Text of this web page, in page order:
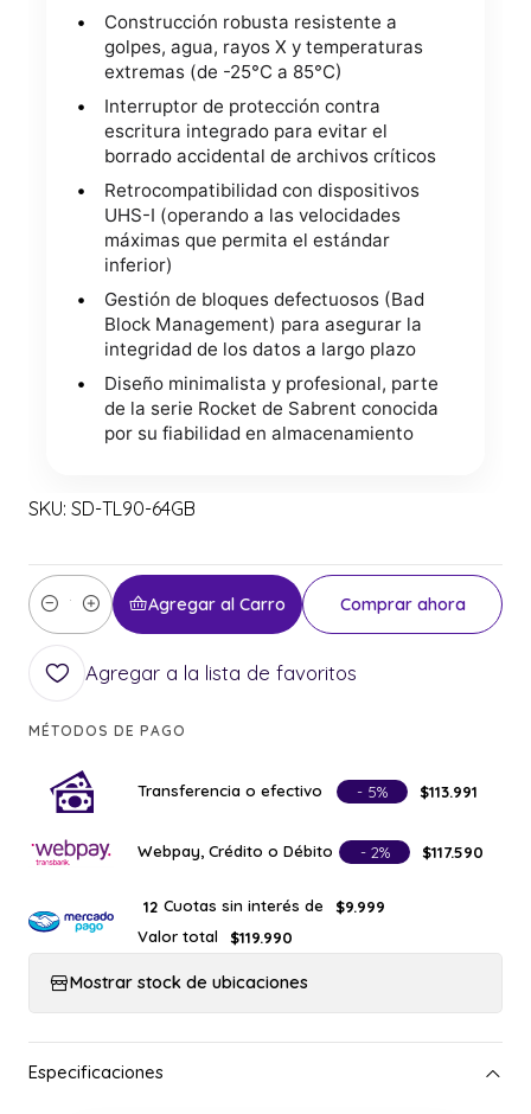
Construcción robusta resistente a
golpes, agua, rayos X y temperaturas
extremas (de -25°C a 85°C)
Interruptor de protección contra
escritura integrado para evitar el
borrado accidental de archivos críticos
Retrocompatibilidad con dispositivos
UHS-I (operando a las velocidades
máximas que permita el estándar
inferior)
Gestión de bloques defectuosos (Bad
Block Management) para asegurar la
integridad de los datos a largo plazo
Diseño minimalista y profesional, parte
de la serie Rocket de Sabrent conocida
por su fiabilidad en almacenamiento
SKU: SD-TL90-64GB
Cantidad
Agregar al Carro Comprar ahora
Agregar a la lista de favoritos
MÉTODOS DE PAGO
Transferencia o efectivo - 5% $113.991
Webpay, Crédito o Débito - 2% $117.590
12 Cuotas sin interés de
$9.999
Valor total
$119.990
Mostrar stock de ubicaciones